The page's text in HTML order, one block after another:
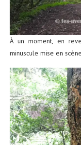
À un moment, en
minuscule mise en